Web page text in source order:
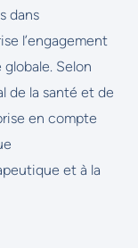
dans
l’engagement
Selon
de la santé et de
en compte
et à la